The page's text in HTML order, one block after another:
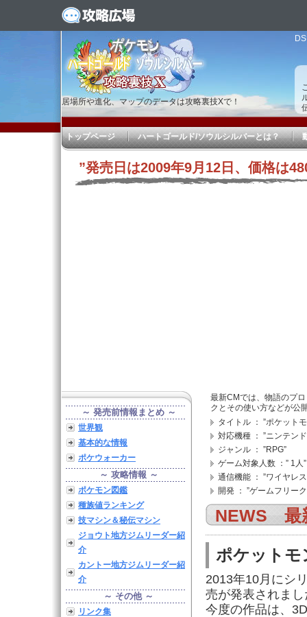
居場所や進化、マップのデータは攻略裏技Xで！
トップページ ハートゴールド/ソウルシルバーとは？
”発売日は2009年9月12日、価格は
最新CMでは、物語のプ
クとその使い方などが公
タイトル ： ”ポケット
対応機種 ： ”ニンテン
ジャンル ： ”RPG”
ゲーム対象人数 ：” 1人”
通信機能 ： ”ワイヤレ
開発 ： ”ゲームフリーク
NEWS 最
ポケットモ
2013年10月にシ
売が発表されまし
今度の作品は、
～ 発売前情報まとめ ～
世界観
基本的な情報
ポケウォーカー
～ 攻略情報 ～
ポケモン図鑑
種族値ランキング
技マシン＆秘伝マシン
ジョウト地方ジムリーダー紹
介
カントー地方ジムリーダー紹
介
～ その他 ～
リンク集